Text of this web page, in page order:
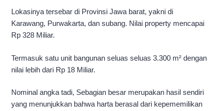
Lokasinya tersebar di Provinsi Jawa barat, yakni di
Karawang, Purwakarta, dan subang. Nilai property mencapai
Rp 328 Miliar.
Termasuk satu unit bangunan seluas seluas 3.300 m² dengan
nilai lebih dari Rp 18 Miliar.
Nominal angka tadi, Sebagian besar merupakan hasil sendiri
yang menunjukkan bahwa harta berasal dari kepememilikan